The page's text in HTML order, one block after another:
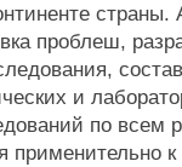
страны.
проблеш,
и
по всем
применительно